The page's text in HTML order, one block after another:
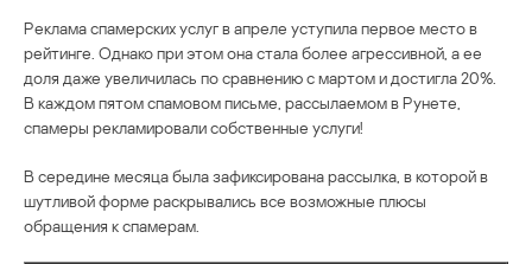
Реклама спамерских услуг в апреле уступила первое место в
рейтинге. Однако при этом она стала более агрессивной, а ее
доля даже увеличилась по сравнению с мартом и достигла 20%.
В каждом пятом спамовом письме, рассылаемом в Рунете,
спамеры рекламировали собственные услуги!
В середине месяца была зафиксирована рассылка, в которой в
шутливой форме раскрывались все возможные плюсы
обращения к спамерам.